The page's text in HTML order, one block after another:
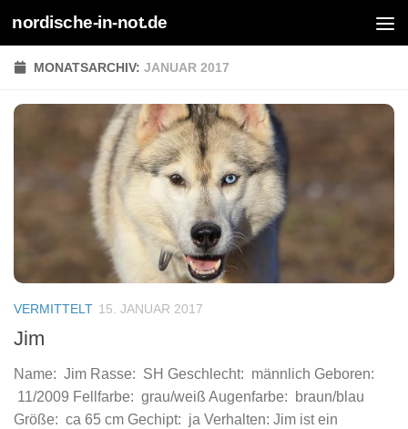
Zum Inhalt springen
nordische-in-not.de
MONATSARCHIV: JANUAR 2017
VERMITTELT 15. JANUAR 2017
Jim
Name: Jim Rasse: SH Geschlecht: männlich Geboren:
11/2009 Fellfarbe: grau/weiß Augenfarbe: braun/blau
Größe: ca 65 cm Gechipt: ja Verhalten: Jim ist ein